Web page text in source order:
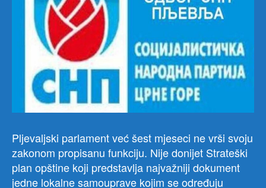
Pljevaljski parlament već šest mjeseci ne vrši svoju
zakonom propisanu funkciju. Nije donijet Strateški
plan opštine koji predstavlja najvažniji dokument
jedne lokalne samouprave kojim se određuju